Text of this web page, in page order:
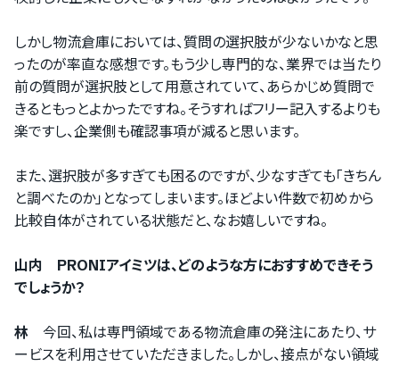
しかし物流倉庫においては、質問の選択肢が少ないかなと思
ったのが率直な感想です。もう少し専門的な、業界では当たり
前の質問が選択肢として用意されていて、あらかじめ質問で
きるともっとよかったですね。そうすればフリー記入するよりも
楽ですし、企業側も確認事項が減ると思います。
また、選択肢が多すぎても困るのですが、少なすぎても「きちん
と調べたのか」となってしまいます。ほどよい件数で初めから
比較自体がされている状態だと、なお嬉しいですね。
山内 PRONIアイミツは、どのような方におすすめできそう
でしょうか？
林 今回、私は専門領域である物流倉庫の発注にあたり、サ
ービスを利用させていただきました。しかし、接点がない領域